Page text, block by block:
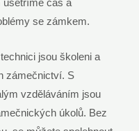
ušetříme čas ⁣a
se zámkem.
jsou školeni a
zámečnictví. S
vzděláváním jsou
úkolů. ​Bez